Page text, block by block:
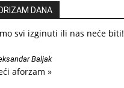
DANA
svi izginuti ili nas neće biti!
Baljak
aforzam »